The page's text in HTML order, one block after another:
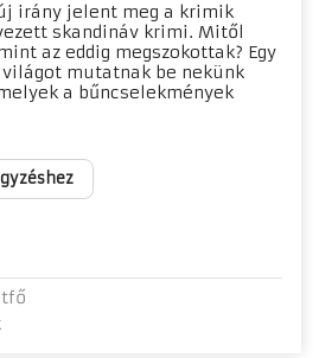
irány jelent meg a krimik
skandináv krimi. Mitől
az eddig megszokottak? Egy
mutatnak be nekünk
a bűncselekmények